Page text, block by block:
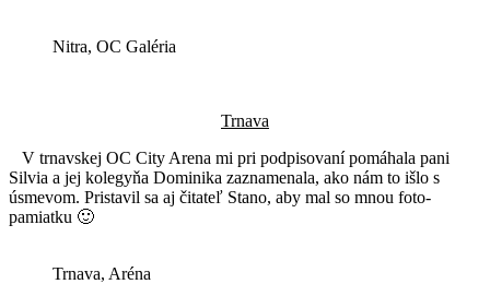
Nitra, OC Galéria
Trnava
V trnavskej OC City Arena mi pri podpisovaní pomáhala pani
Silvia a jej kolegyňa Dominika zaznamenala, ako nám to išlo s
úsmevom. Pristavil sa aj čitateľ Stano, aby mal so mnou foto-
pamiatku 🙂
Trnava, Aréna